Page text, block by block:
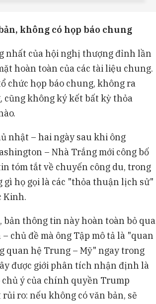
không có họp báo chung
nhất của hội nghị thượng đỉnh lần
hoàn toàn của các tài liệu chung.
chức họp báo chung, không ra
cũng không ký kết bất kỳ thỏa
nhật – hai ngày sau khi ông
– Nhà Trắng mới công bố
tóm tắt về chuyến công du, trong
gì họ gọi là các "thỏa thuận lịch sử"
Kinh.
bản thông tin này hoàn toàn bỏ qua
chủ đề mà ông Tập mô tả là "quan
quan hệ Trung – Mỹ" ngay trong
được giới phân tích nhận định là
chủ ý của chính quyền Trump
ro: nếu không có văn bản, sẽ